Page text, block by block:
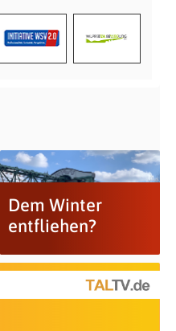
Dem Winter
entfliehen?